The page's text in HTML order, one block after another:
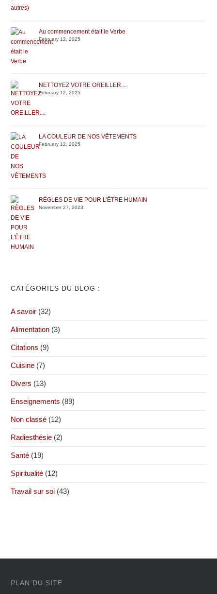
Au commencement était le Verbe
February 12, 2025
NETTOYEZ VOTRE OREILLER....
February 12, 2025
LA COULEUR DE NOS VÊTEMENTS
February 12, 2025
RÈGLES DE VIE POUR L’ÊTRE HUMAIN
November 27, 2023
CATÉGORIES DU BLOG :
A savoir (32)
Alimentation (3)
Citations (9)
Cuisine (7)
Divers (13)
Enseignements (89)
Non classé (12)
Radiesthésie (2)
Santé (19)
Spiritualité (12)
Travail sur soi (43)
PLAN DU SITE